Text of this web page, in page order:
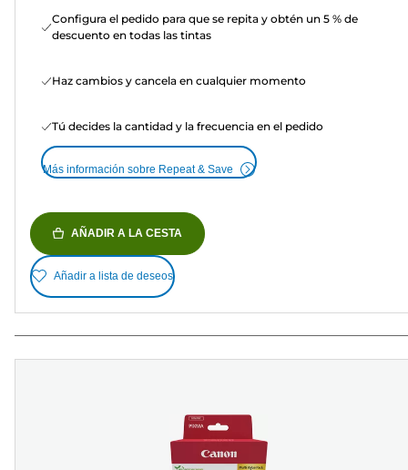
Configura el pedido para que se repita y obtén un 5 % de
descuento en todas las tintas
Haz cambios y cancela en cualquier momento
Tú decides la cantidad y la frecuencia en el pedido
Más información sobre Repeat & Save
AÑADIR A LA CESTA
Añadir a lista de deseos